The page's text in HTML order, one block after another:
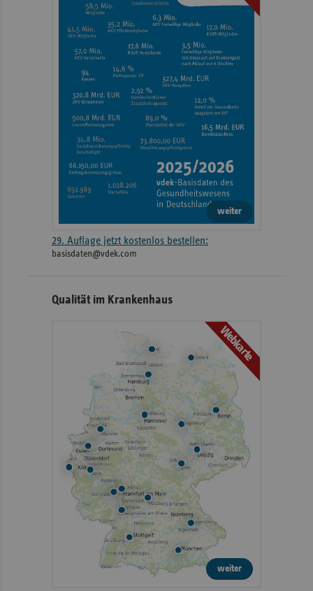
weiter
29. Auflage jetzt kostenlos bestellen:
basisdaten@vdek.com
Qualität im Krankenhaus
Webkarte
weiter